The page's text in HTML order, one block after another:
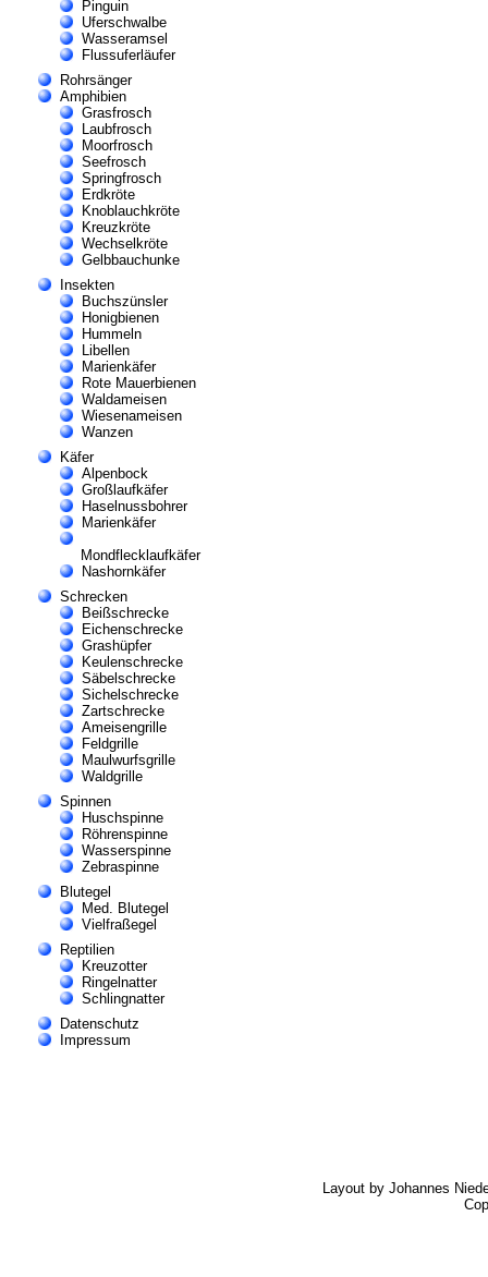
Pinguin
Uferschwalbe
Wasseramsel
Flussuferläufer
Rohrsänger
Amphibien
Grasfrosch
Laubfrosch
Moorfrosch
Seefrosch
Springfrosch
Erdkröte
Knoblauchkröte
Kreuzkröte
Wechselkröte
Gelbbauchunke
Insekten
Buchszünsler
Honigbienen
Hummeln
Libellen
Marienkäfer
Rote Mauerbienen
Waldameisen
Wiesenameisen
Wanzen
Käfer
Alpenbock
Großlaufkäfer
Haselnussbohrer
Marienkäfer
Mondflecklaufkäfer
Nashornkäfer
Schrecken
Beißschrecke
Eichenschrecke
Grashüpfer
Keulenschrecke
Säbelschrecke
Sichelschrecke
Zartschrecke
Ameisengrille
Feldgrille
Maulwurfsgrille
Waldgrille
Spinnen
Huschspinne
Röhrenspinne
Wasserspinne
Zebraspinne
Blutegel
Med. Blutegel
Vielfraßegel
Reptilien
Kreuzotter
Ringelnatter
Schlingnatter
Datenschutz
Impressum
Layout by Johannes